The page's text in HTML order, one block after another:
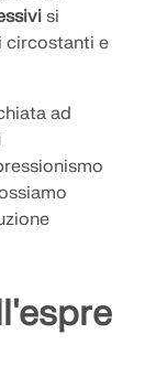
si
circostanti e
ad